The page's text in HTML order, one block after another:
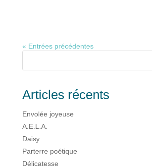
« Entrées précédentes
Articles récents
Envolée joyeuse
A.E.L.A.
Daisy
Parterre poétique
Délicatesse